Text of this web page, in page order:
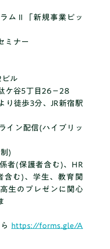
ムⅡ「新規事業ピッ
ミナー
ビル
ケ谷5丁目26−28
徒歩3分、JR新宿駅
イン配信(ハイブリッ
)
者(保護者含む)、HR
含む)、学生、教育関
生のプレゼンに関心
https://forms.gle/A